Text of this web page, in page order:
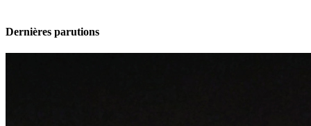
Dernières parutions